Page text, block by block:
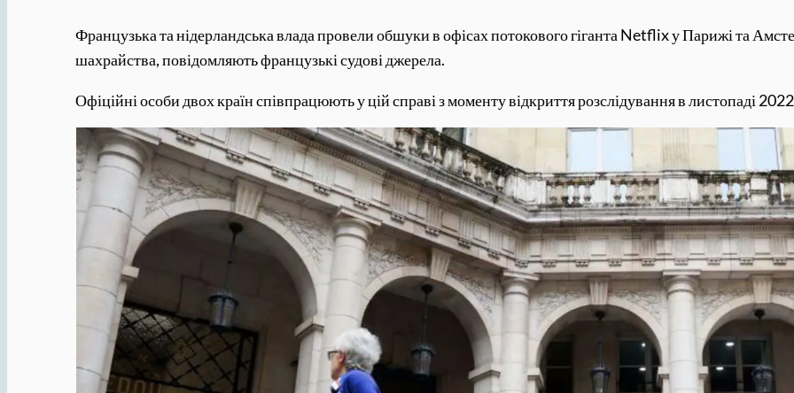
Французька та нідерландська влада провели обшуки в офісах потокового гіганта Netflix у Парижі та
шахрайства, повідомляють французькі судові джерела.
Офіційні особи двох країн співпрацюють у цій справі з моменту відкриття розслідування в листопаді